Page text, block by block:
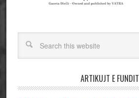
ARTIKUJT E FUNDIT